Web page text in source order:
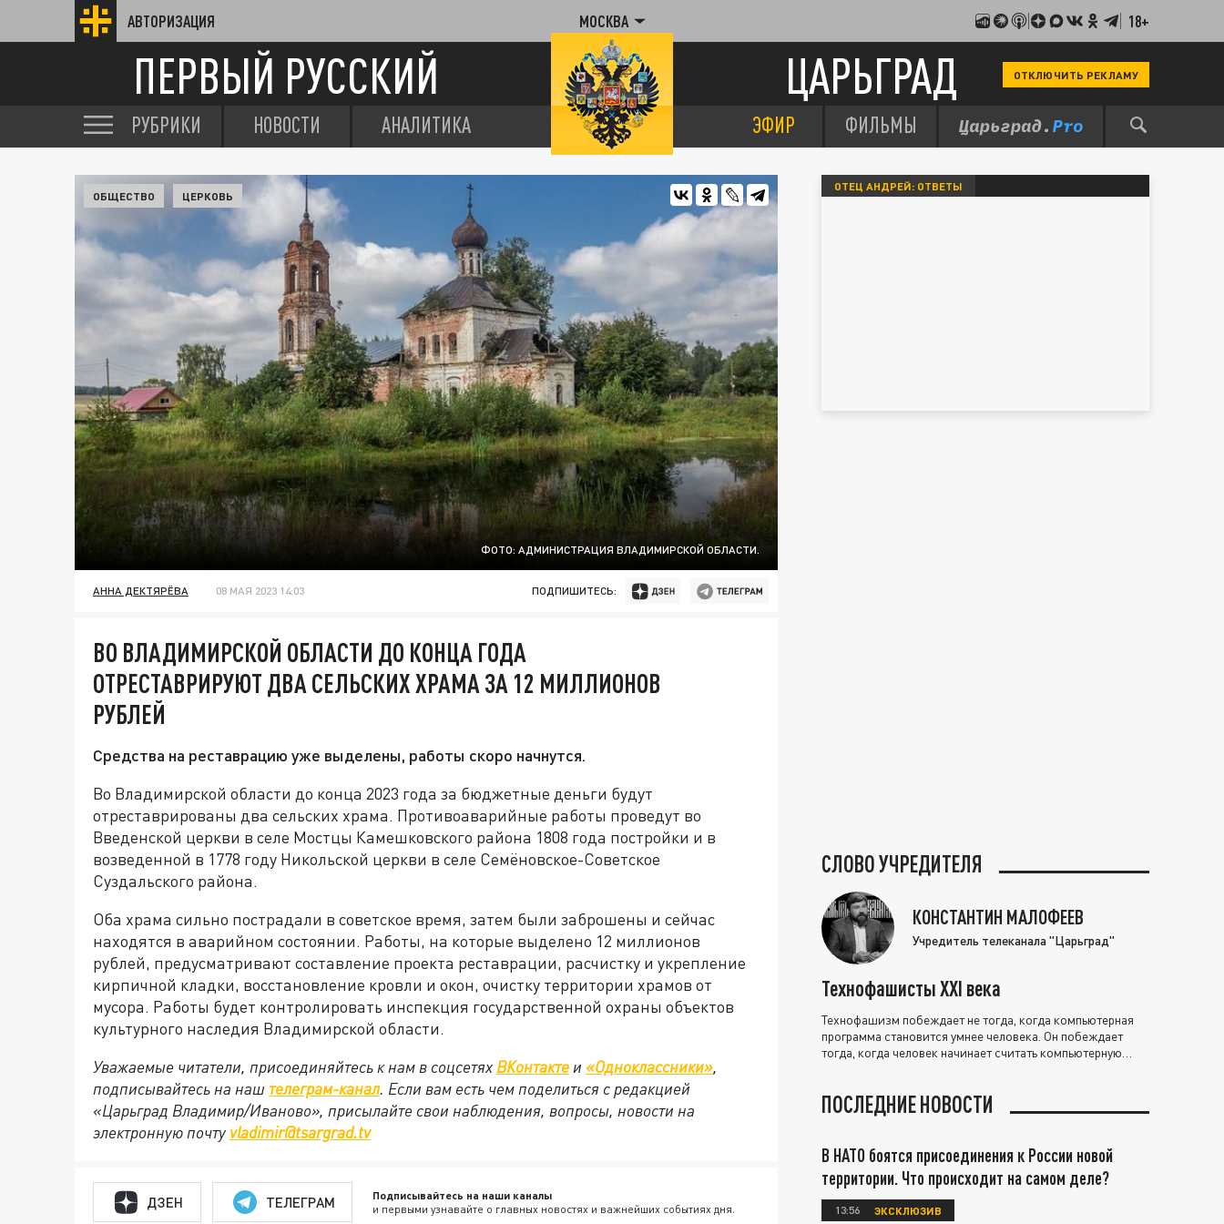
АВТОРИЗАЦИЯ МОСКВА 18+
ПЕРВЫЙ РУССКИЙ ЦАРЬГРАД ОТКЛЮЧИТЬ РЕКЛАМУ
РУБРИКИ НОВОСТИ АНАЛИТИКА ЭФИР ФИЛЬМЫ
ФОТО: АДМИНИСТРАЦИЯ ВЛАДИМИРСКОЙ ОБЛАСТИ.
ОБЩЕСТВО ЦЕРКОВЬ
АННА ДЕКТЯРЁВА 08 МАЯ 2023 14:03 ПОДПИШИТЕСЬ:
ВО ВЛАДИМИРСКОЙ ОБЛАСТИ ДО КОНЦА ГОДА
ОТРЕСТАВРИРУЮТ ДВА СЕЛЬСКИХ ХРАМА ЗА 12 МИЛЛИОНОВ
РУБЛЕЙ
Средства на реставрацию уже выделены, работы скоро начнутся.
Во Владимирской области до конца 2023 года за бюджетные деньги будут
отреставрированы два сельских храма. Противоаварийные работы проведут во
Введенской церкви в селе Мостцы Камешковского района 1808 года постройки и в
возведенной в 1778 году Никольской церкви в селе Семёновское-Советское
Суздальского района.
Оба храма сильно пострадали в советское время, затем были заброшены и сейчас
находятся в аварийном состоянии. Работы, на которые выделено 12 миллионов
рублей, предусматривают составление проекта реставрации, расчистку и укрепление
кирпичной кладки, восстановление кровли и окон, очистку территории храмов от
мусора. Работы будет контролировать инспекция государственной охраны объектов
культурного наследия Владимирской области.
Уважаемые читатели, присоединяйтесь к нам в соцсетях ВКонтакте и «Одноклассники»,
подписывайтесь на наш телеграм-канал. Если вам есть чем поделиться с редакцией
«Царьград Владимир/Иваново», присылайте свои наблюдения, вопросы, новости на
электронную почту vladimir@tsargrad.tv
ДЗЕН ТЕЛЕГРАМ Подписывайтесь на наши каналы
и первыми узнавайте о главных новостях и важнейших событиях дня.
ОТЕЦ АНДРЕЙ: ОТВЕТЫ
СЛОВО УЧРЕДИТЕЛЯ
КОНСТАНТИН МАЛОФЕЕВ
Учредитель телеканала "Царьград"
Технофашисты XXI века
Технофашизм побеждает не тогда, когда компьютерная
программа становится умнее человека. Он побеждает
тогда, когда человек начинает считать компьютерную
ПОСЛЕДНИЕ НОВОСТИ
В НАТО боятся присоединения к России новой
территории. Что происходит на самом деле?
13:56 ЭКСКЛЮЗИВ